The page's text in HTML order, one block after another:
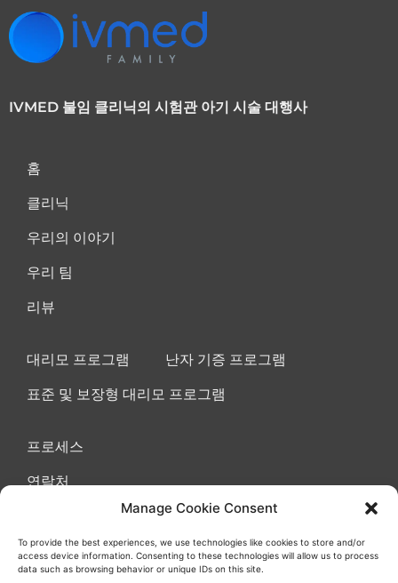
Manage Cookie Consent
To provide the best experiences, we use technologies like cookies to store and/or
access device information. Consenting to these technologies will allow us to process
data such as browsing behavior or unique IDs on this site.
IVMED 불임 클리닉의 시험관 아기 시술 대행사
홈
클리닉
우리의 이야기
우리 팀
리뷰
대리모 프로그램 난자 기증 프로그램
표준 및 보장형 대리모 프로그램
프로세스
연락처
이용 약관 동의 쿠키 개인정보 보호정책